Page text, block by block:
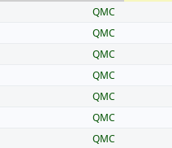
QMC
QMC
QMC
QMC
QMC
QMC
QMC